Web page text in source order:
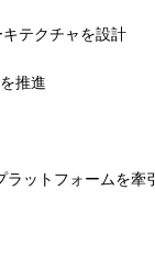
テクチャを設計
推進
ットフォームを牽引